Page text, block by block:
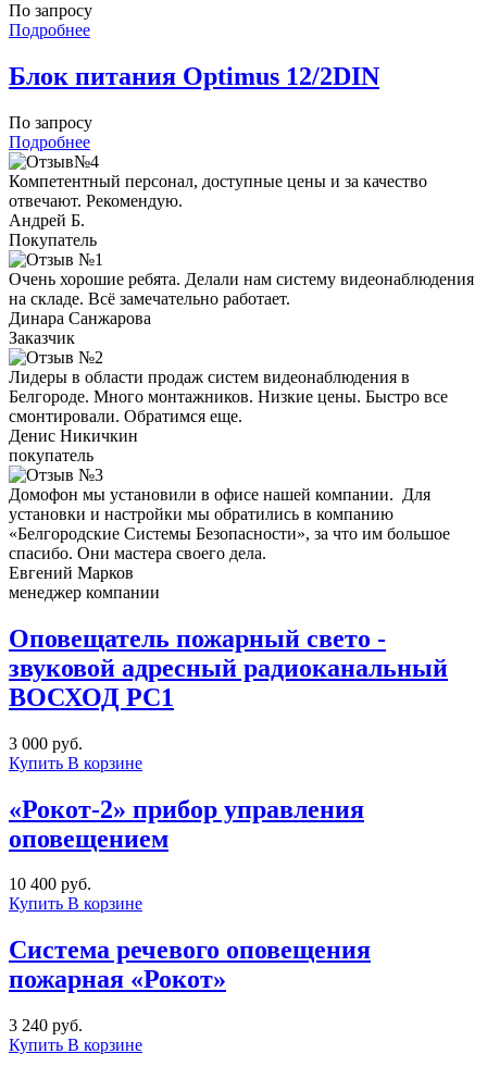
По запросу
Подробнее
Блок питания Optimus 12/2DIN
По запросу
Подробнее
Компетентный персонал, доступные цены и за качество
отвечают. Рекомендую.
Андрей Б.
Покупатель
Очень хорошие ребята. Делали нам систему видеонаблюдения
на складе. Всё замечательно работает.
Динара Санжарова
Заказчик
Лидеры в области продаж систем видеонаблюдения в
Белгороде. Много монтажников. Низкие цены. Быстро все
смонтировали. Обратимся еще.
Денис Никичкин
покупатель
Домофон мы установили в офисе нашей компании. Для
установки и настройки мы обратились в компанию
«Белгородские Системы Безопасности», за что им большое
спасибо. Они мастера своего дела.
Евгений Марков
менеджер компании
Оповещатель пожарный свето -
звуковой адресный радиоканальный
ВОСХОД РС1
3 000 руб.
Купить В корзине
«Рокот-2» прибор управления
оповещением
10 400 руб.
Купить В корзине
Система речевого оповещения
пожарная «Рокот»
3 240 руб.
Купить В корзине